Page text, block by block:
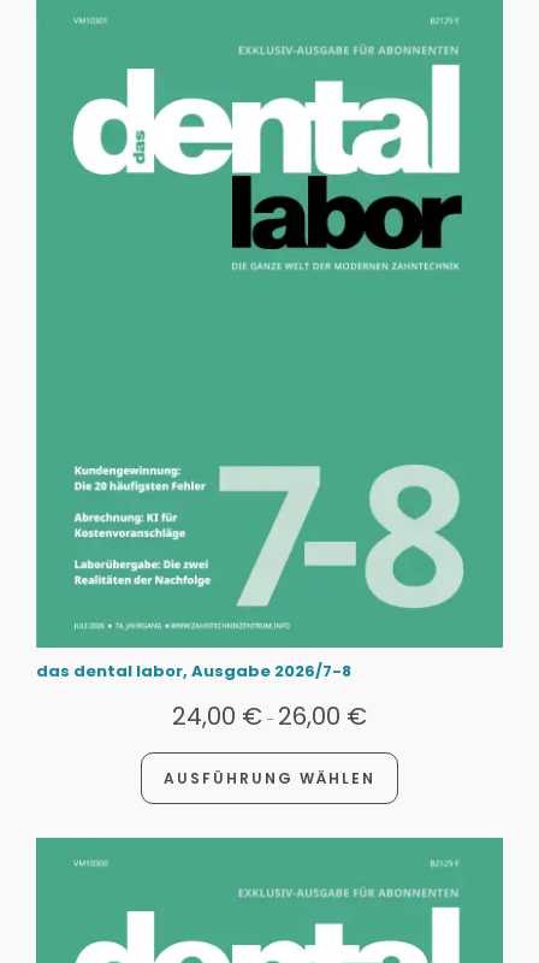
das dental labor, Ausgabe 2026/7-8
24,00 €- 26,00 €
AUSFÜHRUNG WÄHLEN